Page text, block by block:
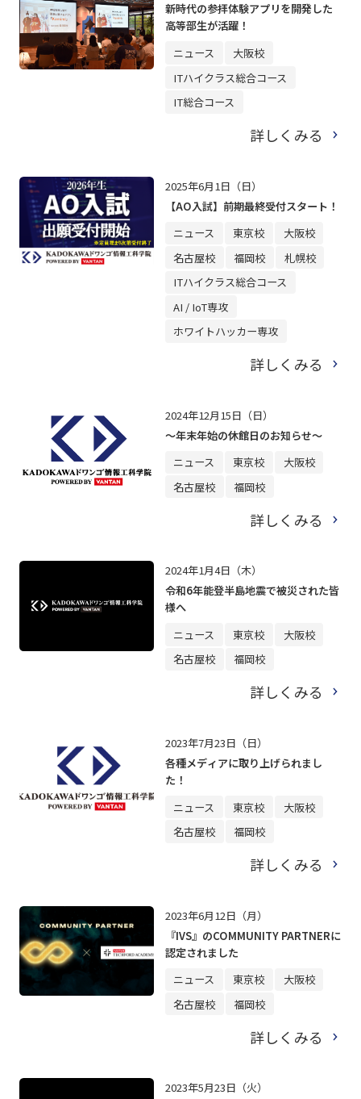
新時代の参拝体験アプリを開発した
高等部生が活躍！
ニュース
大阪校
ITハイクラス総合コース
IT総合コース
詳しくみる
2025年6月1日（日）
【AO入試】前期最終受付スタート！
ニュース
東京校
大阪校
名古屋校
福岡校
札幌校
ITハイクラス総合コース
AI / IoT専攻
ホワイトハッカー専攻
詳しくみる
2024年12月15日（日）
～年末年始の休館日のお知らせ～
ニュース
東京校
大阪校
名古屋校
福岡校
詳しくみる
2024年1月4日（木）
令和6年能登半島地震で被災された皆
様へ
ニュース
東京校
大阪校
名古屋校
福岡校
詳しくみる
2023年7月23日（日）
各種メディアに取り上げられまし
た！
ニュース
東京校
大阪校
名古屋校
福岡校
詳しくみる
2023年6月12日（月）
『IVS』のCOMMUNITY PARTNERに
認定されました
ニュース
東京校
大阪校
名古屋校
福岡校
詳しくみる
2023年5月23日（火）